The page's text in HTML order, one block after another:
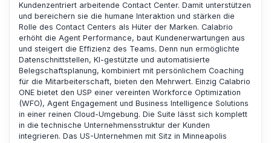
Kundenzentriert arbeitende Contact Center. Damit unterstützen
und bereichern sie die humane Interaktion und stärken die
Rolle des Contact Centers als Hüter der Marken. Calabrio
erhöht die Agent Performance, baut Kundenerwartungen aus
und steigert die Effizienz des Teams. Denn nun ermöglichte
Datenschnittstellen, KI-gestützte und automatisierte
Belegschaftsplanung, kombiniert mit persönlichem Coaching
für die Mitarbeiterschaft, bieten den Mehrwert. Einzig Calabrio
ONE bietet den USP einer vereinten Workforce Optimization
(WFO), Agent Engagement und Business Intelligence Solutions
in einer reinen Cloud-Umgebung. Die Suite lässt sich komplett
in die technische Unternehmensstruktur der Kunden
integrieren. Das US-Unternehmen mit Sitz in Minneapolis